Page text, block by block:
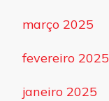
março 2025
fevereiro 2025
janeiro 2025